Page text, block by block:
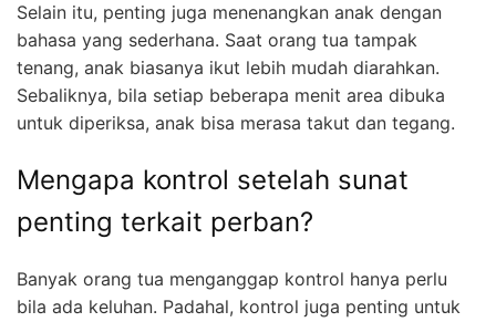
Selain itu, penting juga menenangkan anak dengan
bahasa yang sederhana. Saat orang tua tampak
tenang, anak biasanya ikut lebih mudah diarahkan.
Sebaliknya, bila setiap beberapa menit area dibuka
untuk diperiksa, anak bisa merasa takut dan tegang.
Mengapa kontrol setelah sunat
penting terkait perban?
Banyak orang tua menganggap kontrol hanya perlu
bila ada keluhan. Padahal, kontrol juga penting untuk